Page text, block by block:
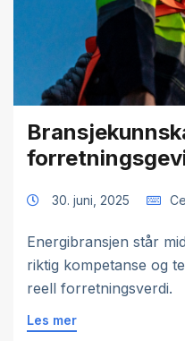
30. juni, 2025
Energibransjen står
riktig kompetanse og
reell forretningsverdi.
Les mer